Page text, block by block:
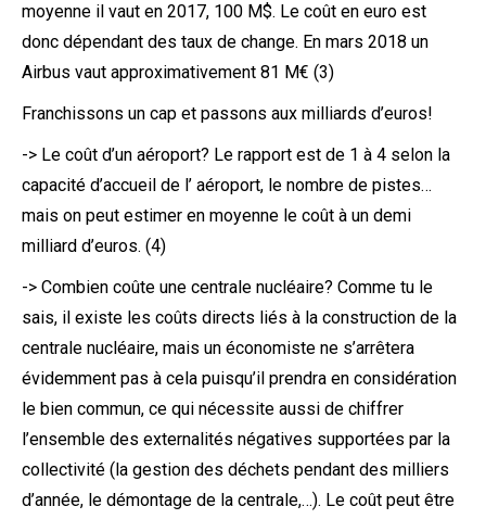
moyenne il vaut en 2017, 100 M$. Le coût en euro est
donc dépendant des taux de change. En mars 2018 un
Airbus vaut approximativement 81 M€ (3)
Franchissons un cap et passons aux milliards d’euros!
-> Le coût d’un aéroport? Le rapport est de 1 à 4 selon la
capacité d’accueil de l’ aéroport, le nombre de pistes…
mais on peut estimer en moyenne le coût à un demi
milliard d’euros. (4)
-> Combien coûte une centrale nucléaire? Comme tu le
sais, il existe les coûts directs liés à la construction de la
centrale nucléaire, mais un économiste ne s’arrêtera
évidemment pas à cela puisqu’il prendra en considération
le bien commun, ce qui nécessite aussi de chiffrer
l’ensemble des externalités négatives supportées par la
collectivité (la gestion des déchets pendant des milliers
d’année, le démontage de la centrale,…). Le coût peut être